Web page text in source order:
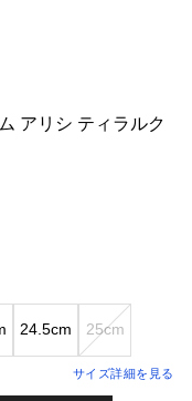
アリシ ティラルク
24.5cm 25cm
サイズ詳細を見る